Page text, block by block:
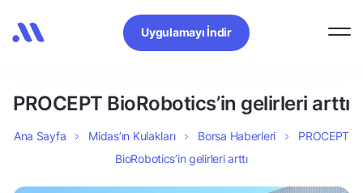
Uygulamayı İndir
PROCEPT BioRobotics’in gelirleri arttı
Ana Sayfa Midas’ın Kulakları Borsa Haberleri
PROCEPT
BioRobotics’in gelirleri arttı